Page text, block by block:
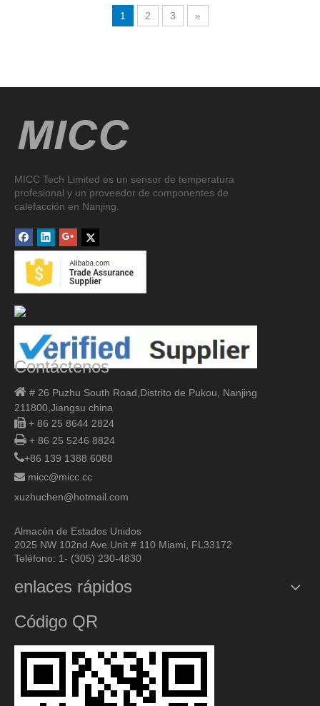
1 2 3 »
MICC Tech Limited es un sensor de temperatura
profesional y un proveedor de componentes de
calefacción en Nanjing.
Contáctenos
 # 26 Puzhu South Road, Distrito de Pukou, Nanjing
211800, Jiangsu china
 + 86 25 8644 2824
 + 86 25 5246 8824
+86 139 1388 6088
 micc@micc.cc
xuzhuchen@hotmail.com
Almacén de Estados Unidos
2025 NW 102nd Ave.Unit # 110 Miami, FL33172
Teléfono: 1- (305) 230-4830
enlaces rápidos
Código QR